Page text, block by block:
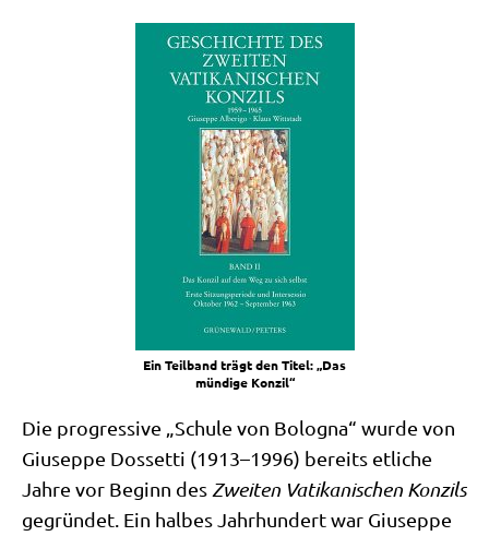
Ein Teil­band trägt den Titel: „Das
mün­di­ge Konzil“
Die pro­gres­si­ve „Schu­le von Bolo­gna“ wur­de von
Giu­sep­pe Dos­set­ti (1913–1996) bereits etli­che
Jah­re vor Beginn des Zwei­ten Vati­ka­ni­schen Kon­zils
gegrün­det. Ein hal­bes Jahr­hun­dert war Giu­sep­pe